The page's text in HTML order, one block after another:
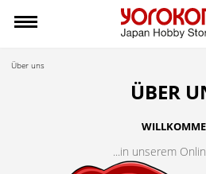
Über uns
ÜBER
...in unserem